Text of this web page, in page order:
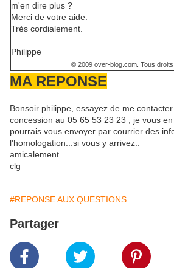
m'en dire plus ?
Merci de votre aide.
Très cordialement.
Philippe
© 2009 over-blog.com. Tous
MA REPONSE
Bonsoir philippe, essayez de me
concession au 05 65 53 23 23 , je vous
pourrais vous envoyer par courrier des
l'homologation...si vous y arrivez..
amicalement
clg
#REPONSE AUX QUESTIONS
Partager